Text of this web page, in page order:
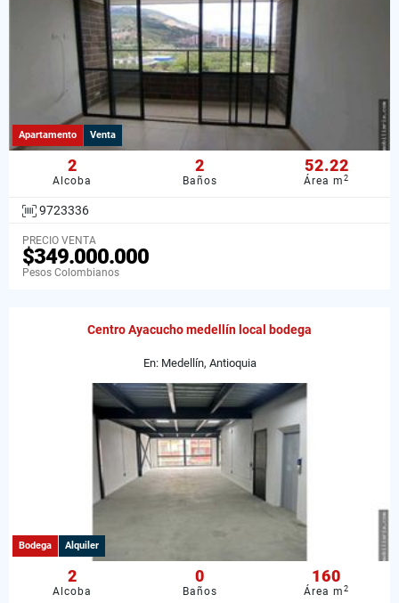
Apartamento Venta
2
Alcoba
2
Baños
52.22
Área m2
9723336
PRECIO VENTA
$349.000.000
Pesos Colombianos
Centro Ayacucho medellín local bodega
En: Medellín, Antioquia
Bodega Alquiler
2
Alcoba
0
Baños
160
Área m2